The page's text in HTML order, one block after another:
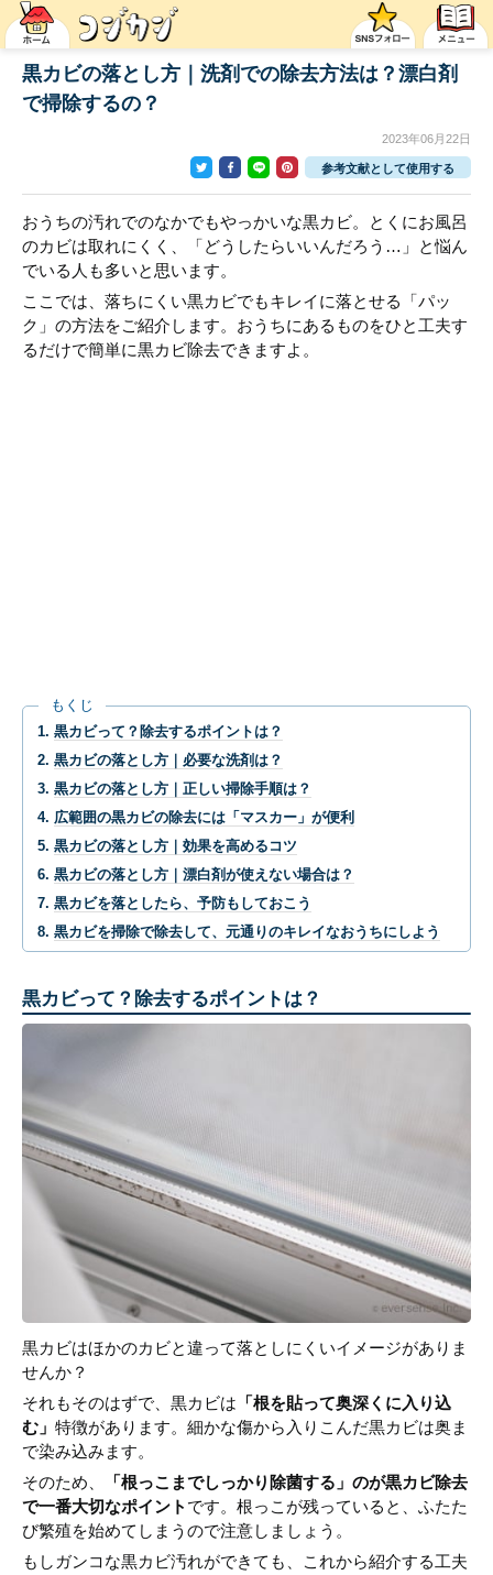
黒カビの落とし方｜洗剤での除去方法は？漂白剤
で掃除するの？
2023年06月22日
参考文献として使用する
おうちの汚れでのなかでもやっかいな黒カビ。とくにお風呂
のカビは取れにくく、「どうしたらいいんだろう…」と悩ん
でいる人も多いと思います。
ここでは、落ちにくい黒カビでもキレイに落とせる「パッ
ク」の方法をご紹介します。おうちにあるものをひと工夫す
るだけで簡単に黒カビ除去できますよ。
もくじ
黒カビって？除去するポイントは？
黒カビの落とし方｜必要な洗剤は？
黒カビの落とし方｜正しい掃除手順は？
広範囲の黒カビの除去には「マスカー」が便利
黒カビの落とし方｜効果を高めるコツ
黒カビの落とし方｜漂白剤が使えない場合は？
黒カビを落としたら、予防もしておこう
黒カビを掃除で除去して、元通りのキレイなおうちにしよう
黒カビって？除去するポイントは？
黒カビはほかのカビと違って落としにくいイメージがありま
せんか？
それもそのはずで、黒カビは 「根を貼って奥深くに入り込
む」 特徴があります。細かな傷から入りこんだ黒カビは奥ま
で染み込みます。
そのため、
「根っこまでしっかり除菌する」のが黒カビ除去
で一番大切なポイント です。根っこが残っていると、ふたた
び繁殖を始めてしまうので注意しましょう。
もしガンコな黒カビ汚れができても、これから紹介する工夫